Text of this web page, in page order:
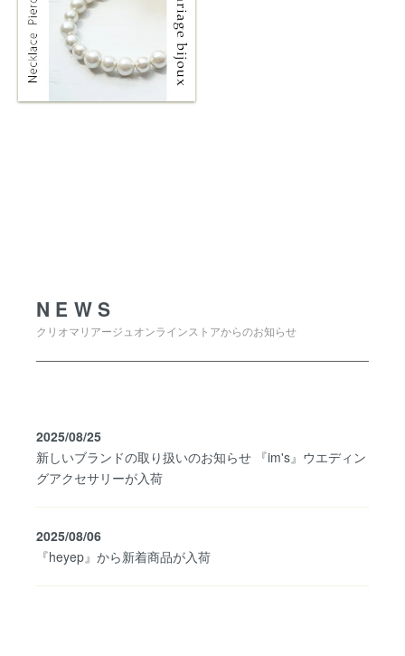
NEWS
クリオマリアージュオンラインストアからのお知らせ
2025/08/25
新しいブランドの取り扱いのお知らせ 『im's』ウエディン
グアクセサリーが入荷
2025/08/06
『heyep』から新着商品が入荷